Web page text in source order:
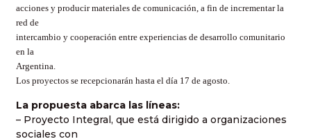
acciones y producir materiales de comunicación, a fin de incrementar la
red de
intercambio y cooperación entre experiencias de desarrollo comunitario
en la
Argentina.
Los proyectos se recepcionarán hasta el día 17 de agosto.
La propuesta abarca las líneas:
– Proyecto Integral, que está dirigido a organizaciones
sociales con